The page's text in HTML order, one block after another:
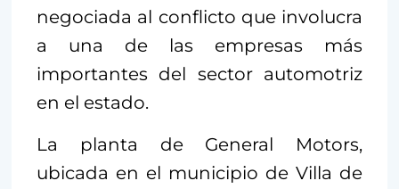
negociada al conflicto que involucra
a una de las empresas más
importantes del sector automotriz
en el estado.
La planta de General Motors,
ubicada en el municipio de Villa de